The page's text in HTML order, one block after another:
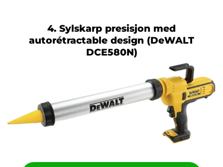
4. Sylskarp presisjon med
autorétractable design (DeWALT
DCE580N)